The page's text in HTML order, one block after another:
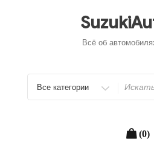
Всё об
Искать
(0)